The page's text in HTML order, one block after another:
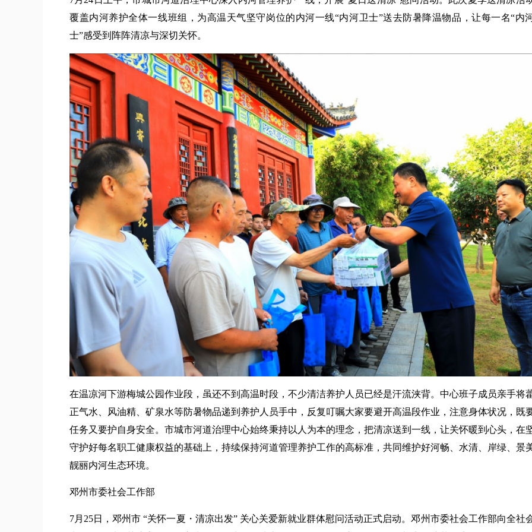
覆盖内河养护全体一线班组，为高温天气坚守岗位的内河一线“内河卫士”送去防暑降温物品，让每一名“内
士”感受到阵阵清凉与深切关怀。
在温凉河下游梅城公园作业段，虽还不到高温时段，不少清洁养护人员已经是汗流浃背。中心班子成员亲手将
正气水、风油精、矿泉水等防暑物品递到养护人员手中，反复叮嘱大家要避开高温段作业，注意身体状况，既
任务又要护自身安全。市城市河道治理中心始终秉持以人为本的理念，把清凉送到一线，让关怀暖到心头，在
守护好每名职工健康权益的基础上，持续保持河道管理养护工作的高标准，共同维护好河畅、水清、岸绿、景
靓丽内河生态环境。
邓州市委社会工作部
7月25日，邓州市 “关怀一夏・清凉出发” 关心关爱新就业群体慰问活动正式启动。邓州市委社会工作部向全社